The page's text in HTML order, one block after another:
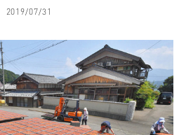
2019/07/31